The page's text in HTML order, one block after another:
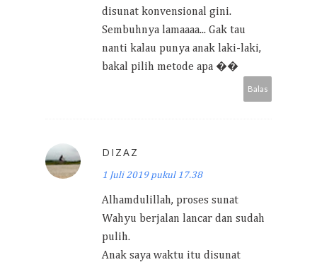
disunat konvensional gini.
Sembuhnya lamaaaa... Gak tau
nanti kalau punya anak laki-laki,
bakal pilih metode apa ��
Balas
DIZAZ
1 Juli 2019 pukul 17.38
Alhamdulillah, proses sunat
Wahyu berjalan lancar dan sudah
pulih.
Anak saya waktu itu disunat